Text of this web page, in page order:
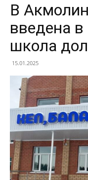
В
введена
школа
15.01.2025